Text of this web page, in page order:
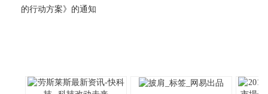
的行动方案》的通知